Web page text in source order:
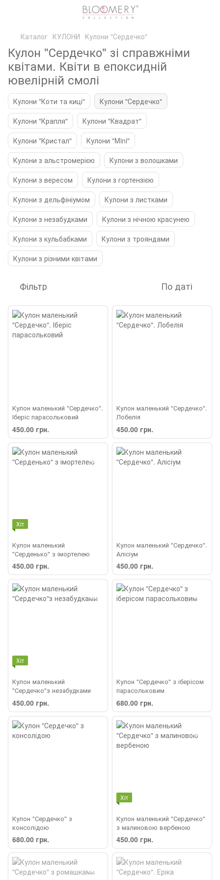
Каталог КУЛОНИ Кулони "Сердечко"
Кулон "Сердечко" зі справжніми
квітами. Квіти в епоксидній
ювелірній смолі
Кулони "Коти та киці"
Кулони "Сердечко"
Кулони "Крапля"
Кулони "Квадрат"
Кулони "Кристал"
Кулони "Mini"
Кулони з альстромерією
Кулони з волошками
Кулони з вересом
Кулони з гортензією
Кулони з дельфініумом
Кулони з листками
Кулони з незабудками
Кулони з нічною красунею
Кулони з кульбабками
Кулони з трояндами
Кулони з різними квітами
Фільтр По даті
Кулон маленький "Сердечко".
Іберіс парасольковий
450.00 грн.
Кулон маленький "Сердечко".
Лобелія
450.00 грн.
Хіт
Кулон маленький
"Серденько" з імортелею
450.00 грн.
Кулон маленький "Сердечко".
Алісіум
450.00 грн.
Хіт
Кулон маленький
"Сердечко"з незабудками
450.00 грн.
Кулон "Сердечко" з іберісом
парасольковим
680.00 грн.
Кулон "Сердечко" з
консолідою
680.00 грн.
Хіт
Кулон маленький "Сердечко"
з малиновою вербеною
450.00 грн.